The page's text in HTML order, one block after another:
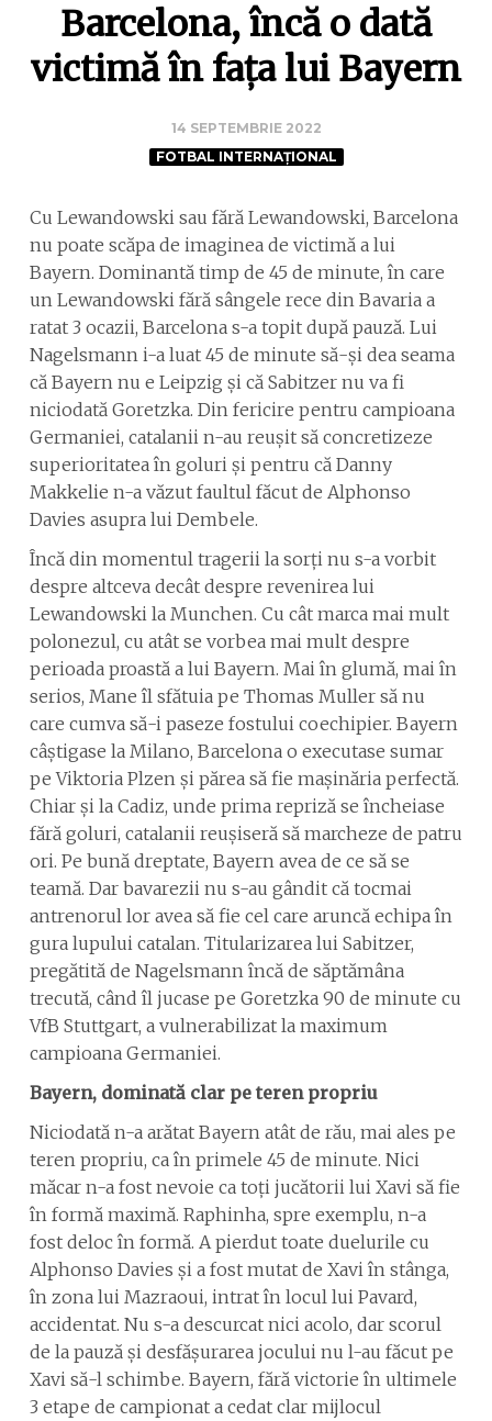
Barcelona, încă o dată
victimă în fața lui Bayern
14 SEPTEMBRIE 2022
FOTBAL INTERNAȚIONAL
Cu Lewandowski sau fără Lewandowski, Barcelona
nu poate scăpa de imaginea de victimă a lui
Bayern. Dominantă timp de 45 de minute, în care
un Lewandowski fără sângele rece din Bavaria a
ratat 3 ocazii, Barcelona s-a topit după pauză. Lui
Nagelsmann i-a luat 45 de minute să-și dea seama
că Bayern nu e Leipzig și că Sabitzer nu va fi
niciodată Goretzka. Din fericire pentru campioana
Germaniei, catalanii n-au reușit să concretizeze
superioritatea în goluri și pentru că Danny
Makkelie n-a văzut faultul făcut de Alphonso
Davies asupra lui Dembele.
Încă din momentul tragerii la sorți nu s-a vorbit
despre altceva decât despre revenirea lui
Lewandowski la Munchen. Cu cât marca mai mult
polonezul, cu atât se vorbea mai mult despre
perioada proastă a lui Bayern. Mai în glumă, mai în
serios, Mane îl sfătuia pe Thomas Muller să nu
care cumva să-i paseze fostului coechipier. Bayern
câștigase la Milano, Barcelona o executase sumar
pe Viktoria Plzen și părea să fie mașinăria perfectă.
Chiar și la Cadiz, unde prima repriză se încheiase
fără goluri, catalanii reușiseră să marcheze de patru
ori. Pe bună dreptate, Bayern avea de ce să se
teamă. Dar bavarezii nu s-au gândit că tocmai
antrenorul lor avea să fie cel care aruncă echipa în
gura lupului catalan. Titularizarea lui Sabitzer,
pregătită de Nagelsmann încă de săptămâna
trecută, când îl jucase pe Goretzka 90 de minute cu
VfB Stuttgart, a vulnerabilizat la maximum
campioana Germaniei.
Bayern, dominată clar pe teren propriu
Niciodată n-a arătat Bayern atât de rău, mai ales pe
teren propriu, ca în primele 45 de minute. Nici
măcar n-a fost nevoie ca toți jucătorii lui Xavi să fie
în formă maximă. Raphinha, spre exemplu, n-a
fost deloc în formă. A pierdut toate duelurile cu
Alphonso Davies și a fost mutat de Xavi în stânga,
în zona lui Mazraoui, intrat în locul lui Pavard,
accidentat. Nu s-a descurcat nici acolo, dar scorul
de la pauză și desfășurarea jocului nu l-au făcut pe
Xavi să-l schimbe. Bayern, fără victorie în ultimele
3 etape de campionat a cedat clar mijlocul